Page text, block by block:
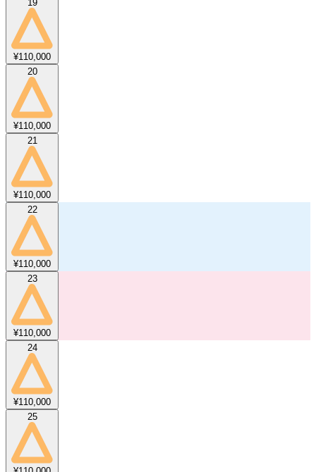
19
¥110,000
20
¥110,000
21
¥110,000
22
¥110,000
23
¥110,000
24
¥110,000
25